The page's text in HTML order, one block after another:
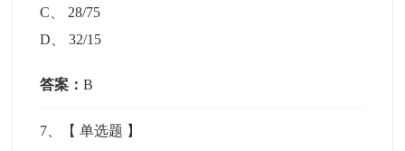
C
28/75
D 、32/15
答案：B
7 、【单选题 】